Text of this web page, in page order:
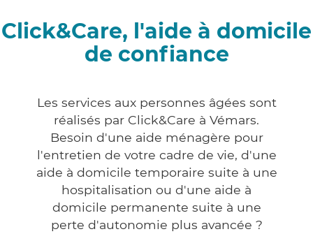
Click&Care, l'aide à domicile
de confiance
Les services aux personnes âgées sont
réalisés par Click&Care à Vémars.
Besoin d'une aide ménagère pour
l'entretien de votre cadre de vie, d'une
aide à domicile temporaire suite à une
hospitalisation ou d'une aide à
domicile permanente suite à une
perte d'autonomie plus avancée ?